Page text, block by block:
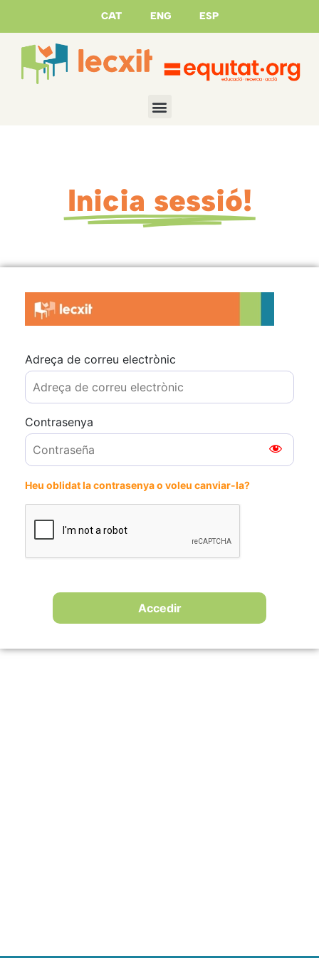
CAT ENG ESP
Inicia sessió!
Adreça de correu electrònic
Contrasenya
Heu oblidat la contrasenya o voleu canviar-la?